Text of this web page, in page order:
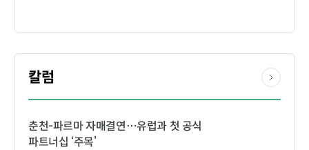
칼럼
춘천-파르마 자매결연…유럽과 첫 공식
파트너십 ‘주목’